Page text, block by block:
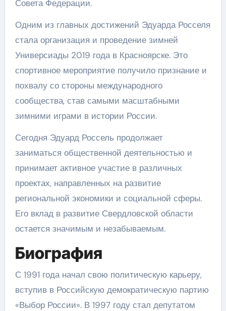
Совета Федерации.
Одним из главных достижений Эдуарда Росселя
стала организация и проведение зимней
Универсиады 2019 года в Красноярске. Это
спортивное мероприятие получило признание и
похвалу со стороны международного
сообщества, став самыми масштабными
зимними играми в истории России.
Сегодня Эдуард Россель продолжает
заниматься общественной деятельностью и
принимает активное участие в различных
проектах, направленных на развитие
региональной экономики и социальной сферы.
Его вклад в развитие Свердловской области
остается значимым и незабываемым.
Биография
С 1991 года начал свою политическую карьеру,
вступив в Российскую демократическую партию
«Выбор России». В 1997 году стал депутатом